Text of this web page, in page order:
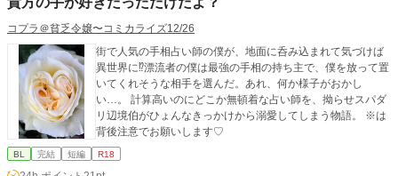
コプラ＠貧乏令嬢〜コミカライズ12/26
街で人気の手相占い師の僕が、地面に呑み込まれて気づけば
異世界に⁉︎漂流者の僕は最強の手相の持ち主で、僕を放って置
いてくれそうな相手を選んだ。あれ、何か様子がおかし
い…。 計算高いのにどこか無頓着な占い師を、拗らせスパダ
リ辺境伯がひょんなきっかけから溺愛してしまう物語。 ※は
背後注意でお願いします♡
BL 完結 短編 R18